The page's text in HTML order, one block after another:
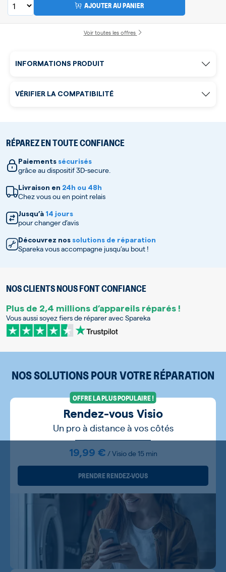
AJOUTER AU PANIER
Voir toutes les offres
INFORMATIONS PRODUIT
RÉPAREZ EN TOUTE CONFIANCE
Paiements sécurisés
grâce au dispositif 3D-secure.
Livraison en 24h ou 48h
Chez vous ou en point relais
Jusqu’à 14 jours
pour changer d’avis
Découvrez nos solutions de réparation
Spareka vous accompagne jusqu’au bout !
NOS CLIENTS NOUS FONT CONFIANCE
Plus de 2,4 millions d’appareils réparés !
Vous aussi soyez fiers de réparer avec Spareka
VÉRIFIER LA COMPATIBILITÉ
NOS SOLUTIONS POUR VOTRE RÉPARATION
OFFRE LA PLUS POPULAIRE !
Rendez-vous Visio
Un pro à distance à vos côtés
19,99 € / Visio de 15 min
PRENDRE RENDEZ-VOUS